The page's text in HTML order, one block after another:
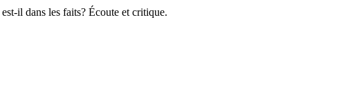
il dans les faits? Écoute et critique.